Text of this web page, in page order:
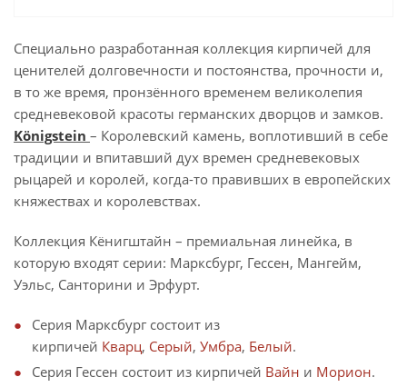
Специально разработанная коллекция кирпичей для
ценителей долговечности и постоянства, прочности и,
в то же время, пронзённого временем великолепия
средневековой красоты германских дворцов и замков.
Königstein – Королевский камень, воплотивший в себе
традиции и впитавший дух времен средневековых
рыцарей и королей, когда-то правивших в европейских
княжествах и королевствах.
Коллекция Кёнигштайн – премиальная линейка, в
которую входят серии: Марксбург, Гессен, Мангейм,
Уэльс, Санторини и Эрфурт.
Серия Марксбург состоит из
кирпичей Кварц, Серый, Умбра, Белый.
Серия Гессен состоит из кирпичей Вайн и Морион.